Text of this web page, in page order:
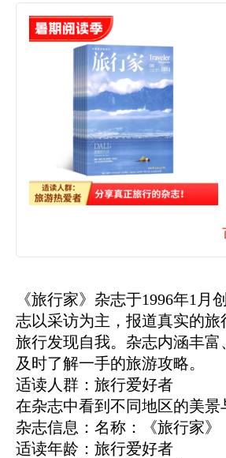
《旅行家》杂志于1996年1
志以采访为主，报道真实的
旅行发现自我。杂志内涵丰
及时了解一手的旅游攻略。
适读人群：旅行爱好者
在杂志中看到不同地区的美
杂志信息：名称：《旅行家》
适读年龄：旅行爱好者